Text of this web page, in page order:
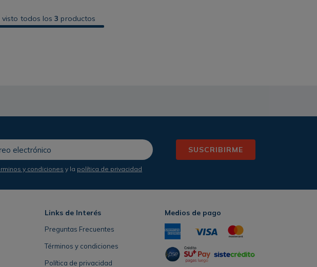
visto todos los3 productos
SUSCRIBIRME
y condiciones y la política de privacidad
Links de Interés
Preguntas Frecuentes
Términos y condiciones
Política de privacidad
Medios de pago